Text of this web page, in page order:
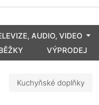
AUDIO, VIDEO
VÝPRODEJ
Kuchyňské doplňky